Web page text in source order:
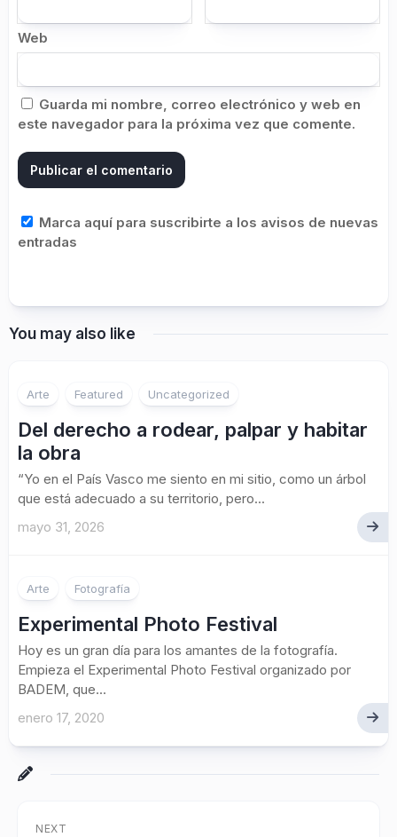
Web
Guarda mi nombre, correo electrónico y web en
este navegador para la próxima vez que comente.
Marca aquí para suscribirte a los avisos de nuevas
entradas
You may also like
Arte Featured Uncategorized
Del derecho a rodear, palpar y habitar
la obra
“Yo en el País Vasco me siento en mi sitio, como un árbol
que está adecuado a su territorio, pero...
mayo 31, 2026
Arte Fotografía
Experimental Photo Festival
Hoy es un gran día para los amantes de la fotografía.
Empieza el Experimental Photo Festival organizado por
BADEM, que...
enero 17, 2020
NEXT